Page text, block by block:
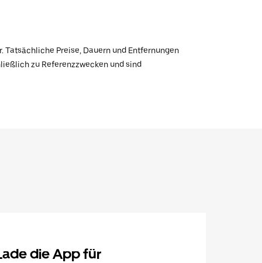
Preise, Dauern und Entfernungen
zu Referenzzwecken und sind
die App für